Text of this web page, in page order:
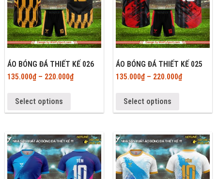
ÁO BÓNG ĐÁ THIẾT KẾ 026
135.000₫– 220.000₫
Select options
ÁO BÓNG ĐÁ THIẾT KẾ 025
135.000₫– 220.000₫
Select options